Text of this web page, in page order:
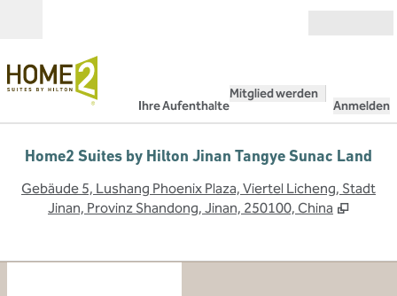
Ihre Aufenthalte
Mitglied werden
Anmelden
Home2 Suites by Hilton Jinan Tangye Sunac Land
Gebäude 5, Lushang Phoenix Plaza, Viertel Licheng, Stadt
Jinan, Provinz Shandong, Jinan, 250100, China